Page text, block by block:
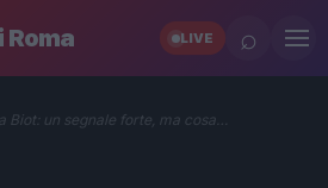
Roma LIVE ⌕
Biot: un segnale forte, ma cosa…